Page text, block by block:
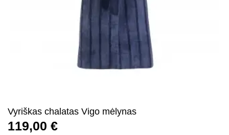
Vyriškas chalatas Vigo mėlynas
119,00 €